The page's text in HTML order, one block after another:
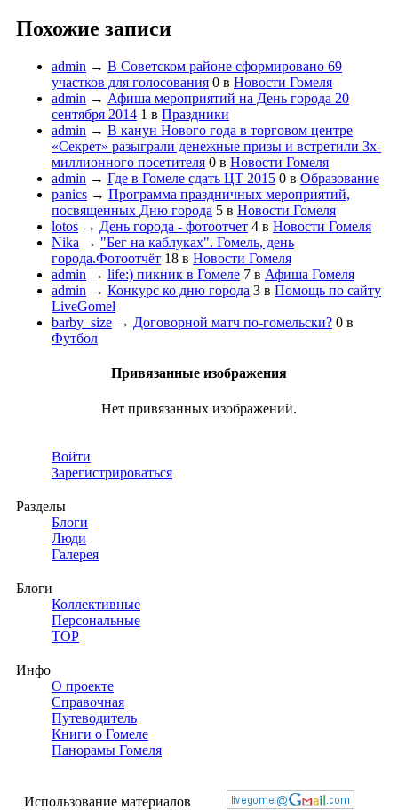
Похожие записи
admin → В Советском районе сформировано 69
участков для голосования 0 в Новости Гомеля
admin → Афиша мероприятий на День города 20
сентября 2014 1 в Праздники
admin → В канун Нового года в торговом центре
«Секрет» разыграли денежные призы и встретили 3х-
миллионного посетителя 0 в Новости Гомеля
admin → Где в Гомеле сдать ЦТ 2015 0 в Образование
panics → Программа праздничных мероприятий,
посвященных Дню города 5 в Новости Гомеля
lotos → День города - фотоотчет 4 в Новости Гомеля
Nika → "Бег на каблуках". Гомель, день
города.Фотоотчёт 18 в Новости Гомеля
admin → life:) пикник в Гомеле 7 в Афиша Гомеля
admin → Конкурс ко дню города 3 в Помощь по сайту
LiveGomel
barby_size → Договорной матч по-гомельски? 0 в
Футбол
Привязанные изображения
Нет привязанных изображений.
Войти
Зарегистрироваться
Разделы
Блоги
Люди
Галерея
Блоги
Коллективные
Персональные
TOP
Инфо
О проекте
Справочная
Путеводитель
Книги о Гомеле
Панорамы Гомеля
Использование материалов